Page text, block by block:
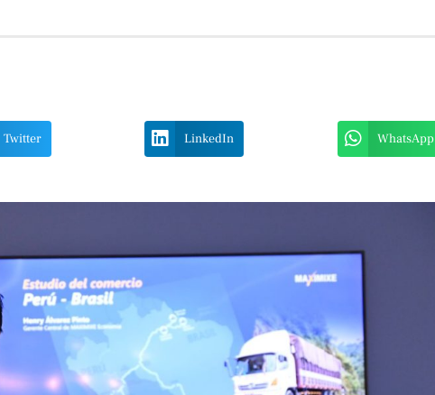
Twitter LinkedIn WhatsApp